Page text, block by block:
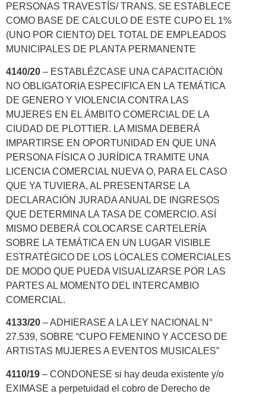
PERSONAS TRAVESTÍS/ TRANS. SE ESTABLECE
COMO BASE DE CALCULO DE ESTE CUPO EL 1%
(UNO POR CIENTO) DEL TOTAL DE EMPLEADOS
MUNICIPALES DE PLANTA PERMANENTE
4140/20 – ESTABLÉZCASE UNA CAPACITACIÓN
NO OBLIGATORIA ESPECIFICA EN LA TEMÁTICA
DE GENERO Y VIOLENCIA CONTRA LAS
MUJERES EN EL ÁMBITO COMERCIAL DE LA
CIUDAD DE PLOTTIER. LA MISMA DEBERÁ
IMPARTIRSE EN OPORTUNIDAD EN QUE UNA
PERSONA FÍSICA O JURÍDICA TRAMITE UNA
LICENCIA COMERCIAL NUEVA O, PARA EL CASO
QUE YA TUVIERA, AL PRESENTARSE LA
DECLARACIÓN JURADA ANUAL DE INGRESOS
QUE DETERMINA LA TASA DE COMERCIO. ASÍ
MISMO DEBERÁ COLOCARSE CARTELERÍA
SOBRE LA TEMÁTICA EN UN LUGAR VISIBLE
ESTRATÉGICO DE LOS LOCALES COMERCIALES
DE MODO QUE PUEDA VISUALIZARSE POR LAS
PARTES AL MOMENTO DEL INTERCAMBIO
COMERCIAL.
4133/20 – ADHIERASE A LA LEY NACIONAL N°
27.539, SOBRE “CUPO FEMENINO Y ACCESO DE
ARTISTAS MUJERES A EVENTOS MUSICALES”
4110/19 – CONDONESE si hay deuda existente y/o
EXIMASE a perpetuidad el cobro de Derecho de